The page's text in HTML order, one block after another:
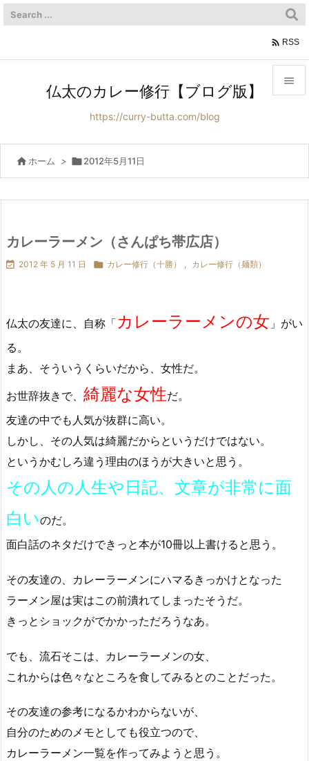



 RSS
仏太のカレー修行【ブログ版】
https://curry-butta.com/blog
 ホーム > 2012年5月11日
カレーラーメン（さんぱち帯広店）
 2012 年 5 月 11 日  カレー修行（十勝） , カレー修行（麺類）
仏太の友達に、自称「 カレーラーメンの女 」がい
る。
まあ、そういうくらいだから、女性だ。
お世辞抜きで、 綺麗な女性だ。
友達の中でも人気が抜群に高い。
しかし、その人気は綺麗だからというだけではない。
というかむしろ違う理由のほうが大きいと思う。
その人の人生や日記、文章が非常に面
白いのだ。
面白話のネタだけできっと本が10冊以上書けると思う。
その友達の、カレーラーメンにハマるきっかけとなった
ラーメン屋は実はこの前潰れてしまったそうだ。
きっとショックがでかかっただろうなあ。
でも、流石そこは、カレーラーメンの女、
これからは色々なところを食してみるとのことだった。
その友達の参考になるかわからないが、
自分のためのメモとしても役立つので、
カレーラーメン一覧を作ってみようと思う。